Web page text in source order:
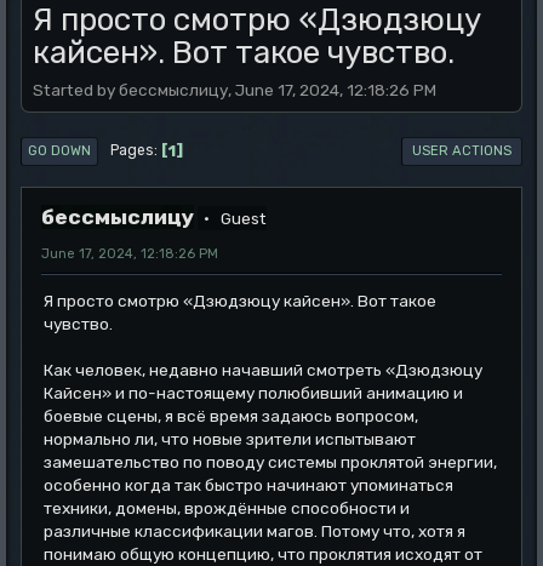
Я просто смотрю «Дзюдзюцу
кайсен». Вот такое чувство.
Started by бессмыслицу, June 17, 2024, 12:18:26 PM
GO DOWN Pages 1 USER ACTIONS
бессмыслицу Guest
June 17, 2024, 12:18:26 PM
Я просто смотрю «Дзюдзюцу кайсен». Вот такое
чувство.
Как человек, недавно начавший смотреть «Дзюдзюцу
Кайсен» и по-настоящему полюбивший анимацию и
боевые сцены, я всё время задаюсь вопросом,
нормально ли, что новые зрители испытывают
замешательство по поводу системы проклятой энергии,
особенно когда так быстро начинают упоминаться
техники, домены, врождённые способности и
различные классификации магов. Потому что, хотя я
понимаю общую концепцию, что проклятия исходят от